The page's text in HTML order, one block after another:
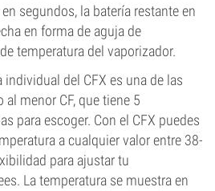
segundos, la batería restante en
en forma de aguja de
temperatura del vaporizador.
individual del CFX es una de las
menor CF, que tiene 5
para escoger. Con el CFX puedes
a cualquier valor entre 38-
para ajustar tu
La temperatura se muestra en